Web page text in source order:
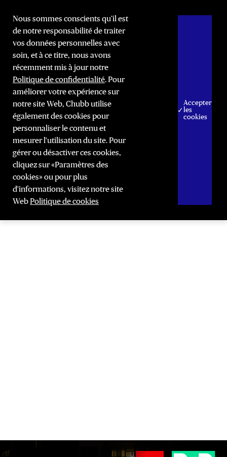
Nous sommes conscients qu’il est
de notre responsabilité de traiter
vos données personnelles avec
soin, et à ce titre, nous avons
récemment mis à jour notre
Politique de confidentialité. Pour
améliorer votre expérience sur
notre site Web, Chubb utilise
également des cookies pour
personnaliser le contenu et
mesurer l'utilisation du site. Pour
gérer ou désactiver ces cookies,
cliquez sur «Paramètres des
cookies» ou pour plus
d'informations, visitez notre site
WebPolitique de cookies
Accepter
les
cookies